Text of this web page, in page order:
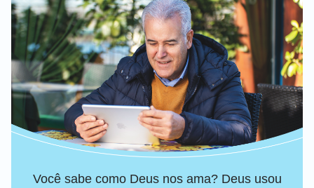
Você sabe como Deus nos ama? Deus usou